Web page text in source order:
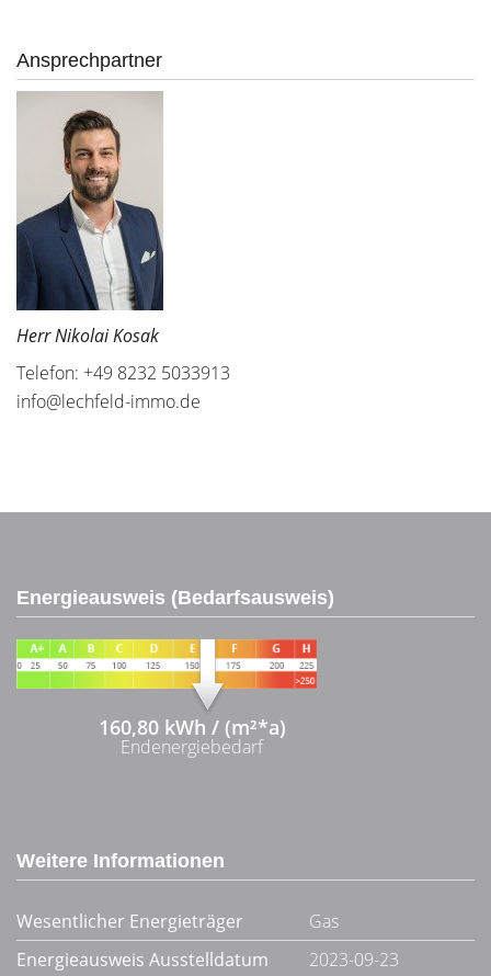
Ansprechpartner
Herr Nikolai Kosak
Telefon: +49 8232 5033913
info@lechfeld-immo.de
Energieausweis (Bedarfsausweis)
160,80 kWh / (m²*a)
Endenergiebedarf
Weitere Informationen
Wesentlicher Energieträger
Gas
Energieausweis Ausstelldatum
2023-09-23